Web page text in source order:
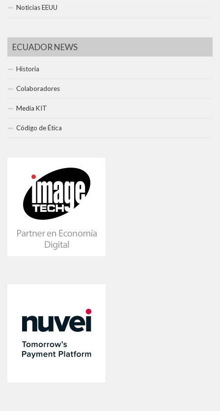
Noticias EEUU
ECUADOR NEWS
Historia
Colaboradores
Media KIT
Código de Ética